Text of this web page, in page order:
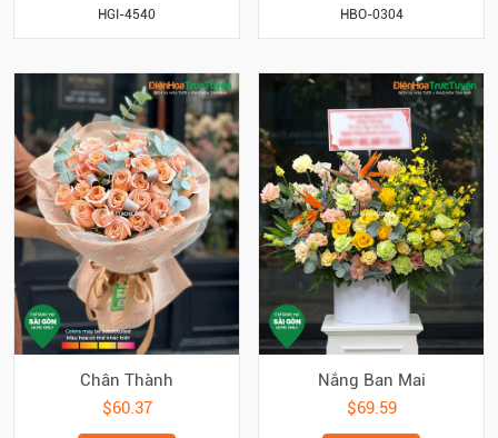
HGI-4540 HBO-0304
Chân Thành
$60.37
Nắng Ban Mai
$69.59